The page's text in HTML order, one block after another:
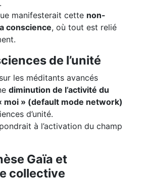
manifesterait cette non-
conscience, où tout est relié
de l’unité
les méditants avancés
diminution de l’activité du
moi » (default mode network)
d’unité.
à l’activation du champ
Gaïa et
collective